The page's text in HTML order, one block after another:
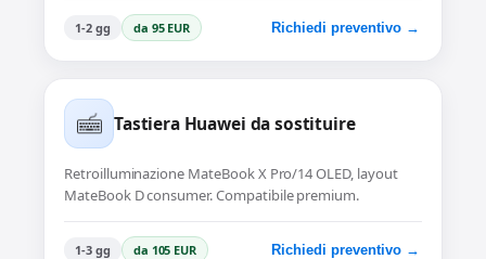
1-2 gg da 95 EUR Richiedi preventivo →
Tastiera Huawei da sostituire
Retroilluminazione MateBook X Pro/14 OLED, layout
MateBook D consumer. Compatibile premium.
1-3 gg da 105 EUR Richiedi preventivo →